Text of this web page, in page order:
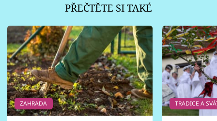
PŘEČTĚTE SI TAKÉ
ZAHRADA TRADICE A